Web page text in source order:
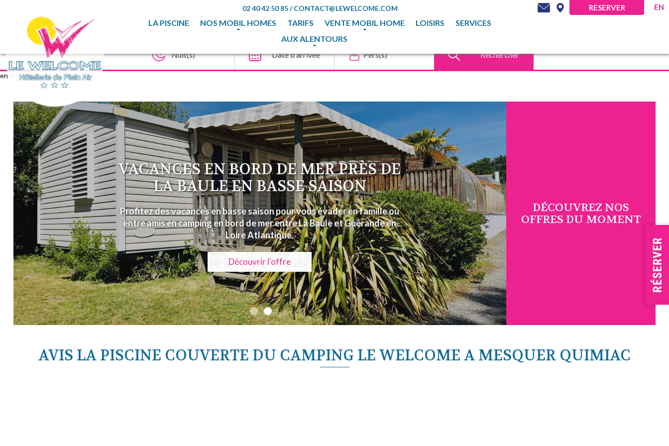
02 40 42 50 85/CONTACT@LEWELCOME.COM
LA PISCINE NOS MOBIL HOMES TARIFS VENTE MOBIL HOME LOISIRS
SERVICES
AUX ALENTOURS
RESERVER EN
Rechercher
en Pays de la Loire
DÉCOUVREZ NOS
OFFRES DU MOMENT
VACANCES EN BORD DE MER PRÈS DE
LA BAULE EN BASSE SAISON
Profitez des vacances en basse saison pour vous évader en famille ou
entre amis en camping en bord de mer entre La Baule et Guérande en
Loire Atlantique.
Découvrir l'offre
AVIS LA PISCINE COUVERTE DU CAMPING LE WELCOME A MESQUER QUIMIAC